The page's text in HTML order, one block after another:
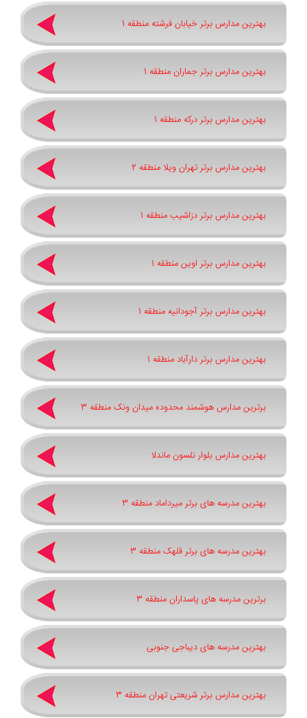
بهترین مدارس برتر خیابان فرشته منطقه 1
بهترین مدارس برتر جماران منطقه 1
بهترین مدارس برتر درکه منطقه 1
بهترین مدارس برتر تهران ویلا منطقه 2
بهترین مدارس برتر دزاشیب منطقه 1
بهترین مدارس برتر اوین منطقه 1
بهترین مدارس برتر آجودانیه منطقه 1
بهترین مدارس برتر دارآباد منطقه 1
برترین مدارس هوشمند محدوده میدان ونک منطقه 3
بهترین مدارس بلوار نلسون ماندلا
بهترین مدرسه های برتر میرداماد منطقه 3
بهترین مدرسه های برتر قلهک منطقه 3
برترین مدرسه های پاسداران منطقه 3
بهترین مدرسه های دیباجی جنوبی
بهترین مدارس برتر شریعتی تهران منطقه 3